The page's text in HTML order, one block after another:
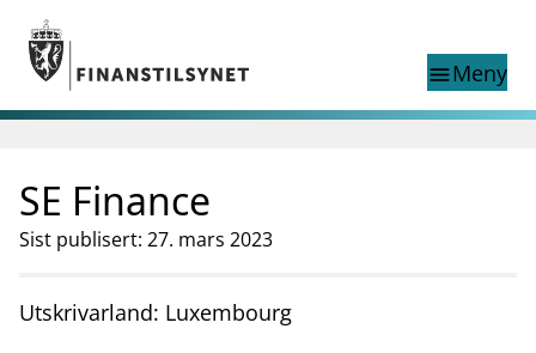
Gå til hovedinnhold
Gå til søkesiden
menuMeny
nettstedet
English
Tilsyn
Finanstilsynets registre
SE Finance
Sist publisert: 27. mars 2023
Utskrivarland: Luxembourg